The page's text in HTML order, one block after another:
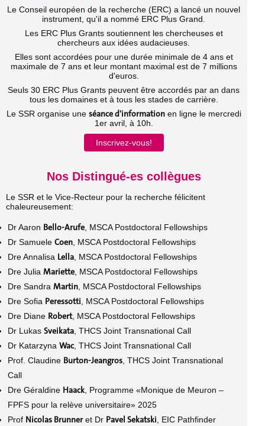
Le Conseil européen de la recherche (ERC) a lancé un nouvel
instrument, qu'il a nommé ERC Plus Grand.
Les ERC Plus Grants soutiennent les chercheuses et
chercheurs aux idées audacieuses.
Elles sont accordées pour une durée minimale de 4 ans et
maximale de 7 ans et leur montant maximal est de 7 millions
d'euros.
Seuls 30 ERC Plus Grants peuvent être accordés par an dans
tous les domaines et à tous les stades de carrière.
Le SSR organise une séance d'informationen ligne le mercredi
1er avril, à 10h.
Inscrivez-vous!
Nos Distingué-es collègues
Le SSR et le Vice-Recteur pour la recherche félicitent
chaleureusement:
Dr Aaron Bello-Arufe , MSCA Postdoctoral Fellowships
Dr Samuele Coen , MSCA Postdoctoral Fellowships
Dre Annalisa Lella , MSCA Postdoctoral Fellowships
Dre Julia Mariette , MSCA Postdoctoral Fellowships
Dre Sandra Martin , MSCA Postdoctoral Fellowships
Dre Sofia Peressotti , MSCA Postdoctoral Fellowships
Dre Diane Robert, MSCA Postdoctoral Fellowships
Dr Lukas Sveikata , THCS Joint Transnational Call
Dr Katarzyna Wac , THCS Joint Transnational Call
Prof. Claudine Burton-Jeangros , THCS Joint Transnational
Call
Dre Géraldine Haack , Programme «Monique de Meuron –
FPFS pour la relève universitaire» 2025
Prof Nicolas Brunneret Dr Pavel Sekatski , EIC Pathfinder